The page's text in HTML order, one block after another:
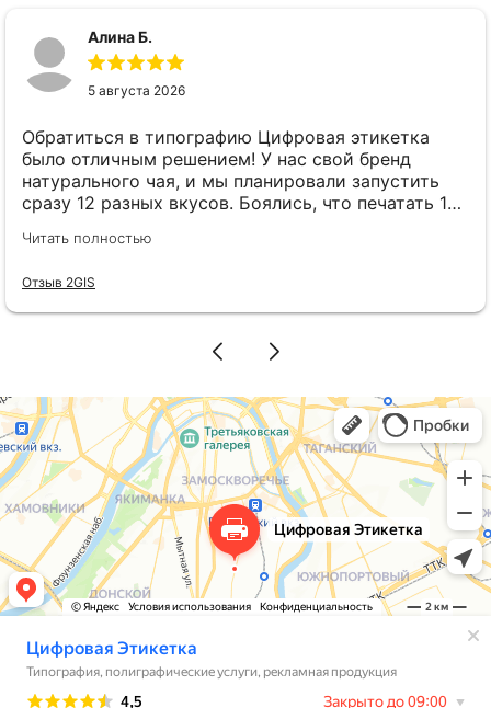
Алина Б.
5 августа 2026
Обратиться в типографию Цифровая этикетка
было отличным решением! У нас свой бренд
натурального чая, и мы планировали запустить
сразу 12 разных вкусов. Боялись, что печатать 12
сумму. Наткнулась на рекламу Цифровая этикетка
подробно и понятно рассказала: оказывается,
если размер этикеток одинаковый, можно
переплат! Это нас прямо спасло. В итоге выкатили
откладывая. Этикетки получились очень
красивыми и качественными, наши покупатели
уже делают комплименты. Спасибо за работу!
Читать полностью
Отзыв 2GIS